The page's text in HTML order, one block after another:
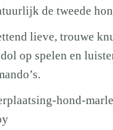
de tweede
lieve, trouwe
op spelen en